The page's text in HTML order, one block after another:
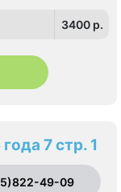
3400 p.
7 стр. 1
49-09